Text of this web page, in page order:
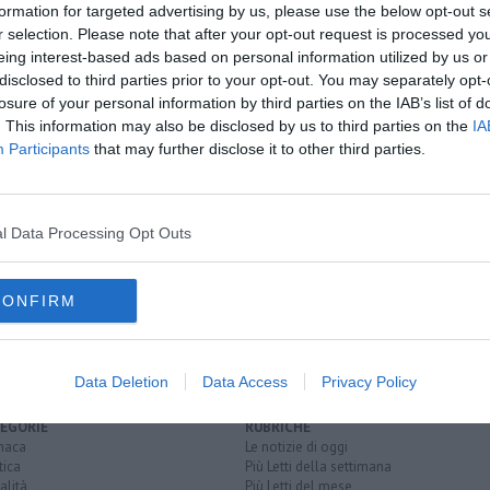
for targeted advertising by us, please use the below opt-out
selection. Please note that after your opt-out request is processed
interest-based ads based on personal information utilized by us
to third parties prior to your opt-out. You may separately
of your personal information by third parties on the IAB’s list of
This information may also be disclosed by us to third parties on the
Participants that may further disclose it to other third parties.
Data Processing Opt Outs
Data Deletion Data Access Privacy Policy
iscriviti allaNewsletter QUInews - ToscanaMedia.
nella tua casella di posta.
mercoledì
lo sciopero
RUBRICHE
Le notizie di oggi
Più Letti della settimana